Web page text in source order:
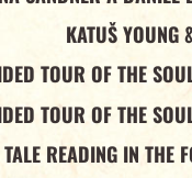
KATUŠ
TOUR OF THE
TOUR OF THE
READING IN THE